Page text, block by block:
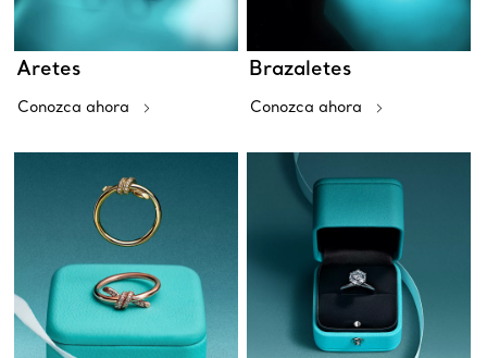
Aretes
Conozca ahora
Brazaletes
Conozca ahora